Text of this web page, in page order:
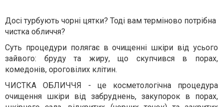
Досі турбують чорні цятки? Тоді вам терміново потрібна
чистка обличчя?
Суть процедури полягає в очищенні шкіри від усього
зайвого: бруду та жиру, що скупчився в порах,
комедонів, ороговілих клітин.
ЧИСТКА ОБЛИЧЧЯ - це косметологічна процедура
очищення шкіри від забруднень, закупорок в порах,